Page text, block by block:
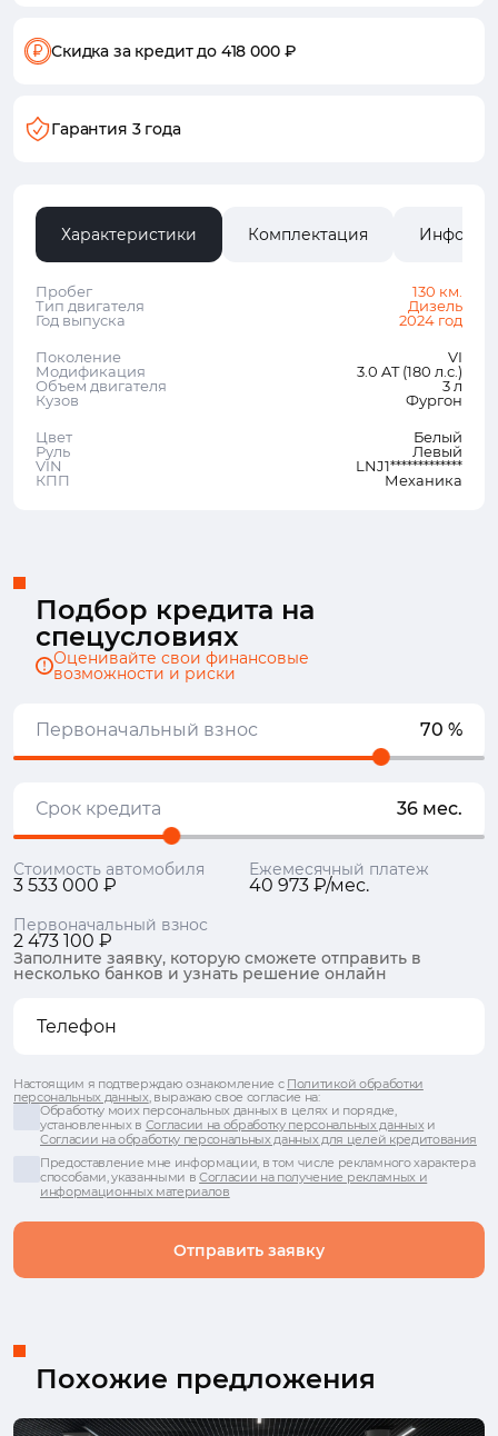
Скидка за кредитдо 418 000 ₽
Гарантия 3 года
Характеристики Комплектация
Пробег
130 км.
Тип двигателя
Дизель
Год выпуска
2024 год
Поколение
VI
Модификация
3.0 AT (180 л.с.)
Объем двигателя
3 л
Кузов
Фургон
Цвет
Белый
Руль
Левый
VIN
LNJ1*************
КПП
Механика
Подбор кредита на
спецусловиях
Оценивайте свои финансовые
возможности и риски
Первоначальный взнос 70 %
Срок кредита 36 мес.
Стоимость автомобиля
3 533 000 ₽
Ежемесячный платеж
40 973 ₽/мес.
Первоначальный взнос
2 473 100 ₽
Заполните заявку, которую сможете отправить в
несколько банков и узнать решение онлайн
Отправить заявку
Настоящим я подтверждаю ознакомление с Политикой обработки
персональных данных, выражаю свое согласие на:
Обработку моих персональных данных в целях и порядке,
установленных в Согласии на обработку персональных данныхи
Согласии на обработку персональных данных для целей кредитования
Предоставление мне информации, в том числе рекламного характера
способами, указанными вСогласии на получение рекламных и
информационных материалов
Похожие предложения